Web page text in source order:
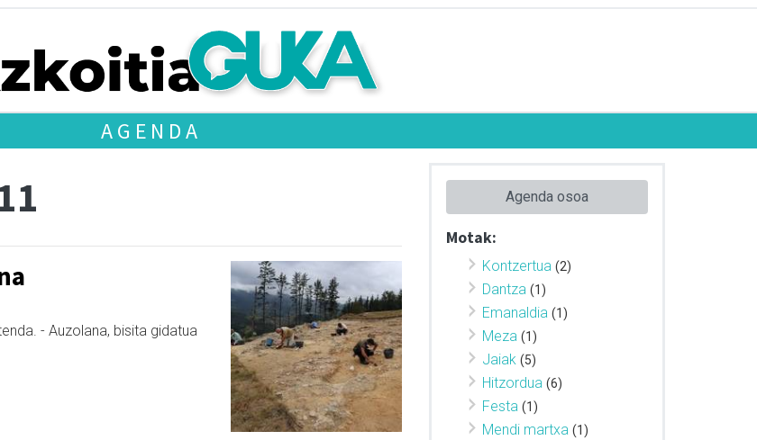
AGENDA
- Auzolana, bisita gidatua
Agenda osoa
Motak:
Kontzertua (2)
Dantza (1)
Emanaldia (1)
Meza (1)
Jaiak (5)
Hitzordua (6)
Festa (1)
Mendi martxa (1)